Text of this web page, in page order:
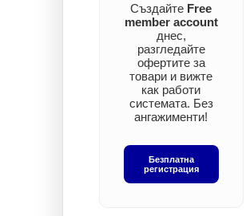
Създайте Free
member account
днес,
разгледайте
офертите за
товари и вижте
как работи
системата. Без
ангажименти!
Безплатна
регистрация